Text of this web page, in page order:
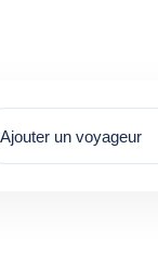
Ajouter un voyageur